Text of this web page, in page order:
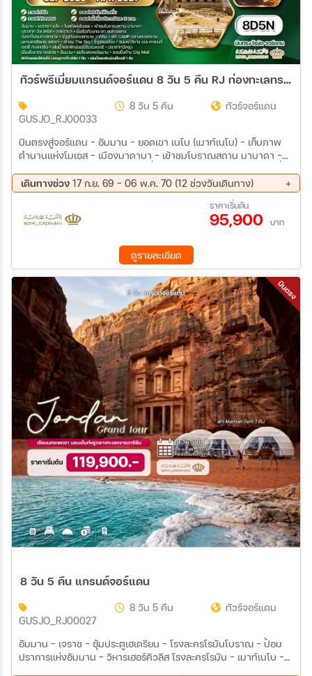
ทัวร์พรีเมี่ยมแกรนด์จอร์แดน 8 วัน 5 คืน RJ ท่องทะเลทราย และ พักทะเลเดดซี SEP 26 - APR 27
GUSJO_RJ00033
8 วัน 5 คืน ทัวร์จอร์แดน
บินตรงสู่จอร์แดน - อัมมาน - ยอดเขา เนโบ (เมาท์เนโบ) - เก็บภาพ
ตำนานแห่งโมเซส - เมืองมาดาบา - เข้าชมโบราณสถาน มาบาดา -
รถจิ๊ปชมทะเลทราย - วาดิรัม (WADIRUM) - ขี่อูฐท่องทะเลทราย - พัก
CAMP กลางทะเลทราย - วาดิรัม - มหานครสีชมพู เพตรา
เดินทางช่วง 17 ก.ย. 69 - 06 พ.ค. 70 (12 ช่วงวันเดินทาง)
01 ต.ค. 69 - 08 ต.ค. 69
08 ต.ค. 69 - 15 ต.ค. 69
22 ต.ค. 69 - 29 ต.ค. 69
07 พ.ย. 69 - 14 พ.ย. 69
05 ธ.ค. 69 - 12 ธ.ค. 69
29 ม.ค. 70 - 05 ก.พ. 70
19 มี.ค 70 - 26 มี.ค 70
08 เม.ย 70 - 15 เม.ย 70
29 เม.ย 70 - 06 พ.ค. 70
ราคาเริ่มต้น
95,900 บาท
ดูรายละเอียด
8 วัน 5 คืน แกรนด์จอร์แดน
GUSJO_RJ00027
8 วัน 5 คืน ทัวร์จอร์แดน
อัมมาน – เจราช – ซุ้มประตูเฮเดรียน – โรงละครโรมันโบราณ - ป้อม
ปราการแห่งอัมมาน – วิหารเฮอร์คิวลิส โรงละครโรมัน – เมาท์เนโบ –